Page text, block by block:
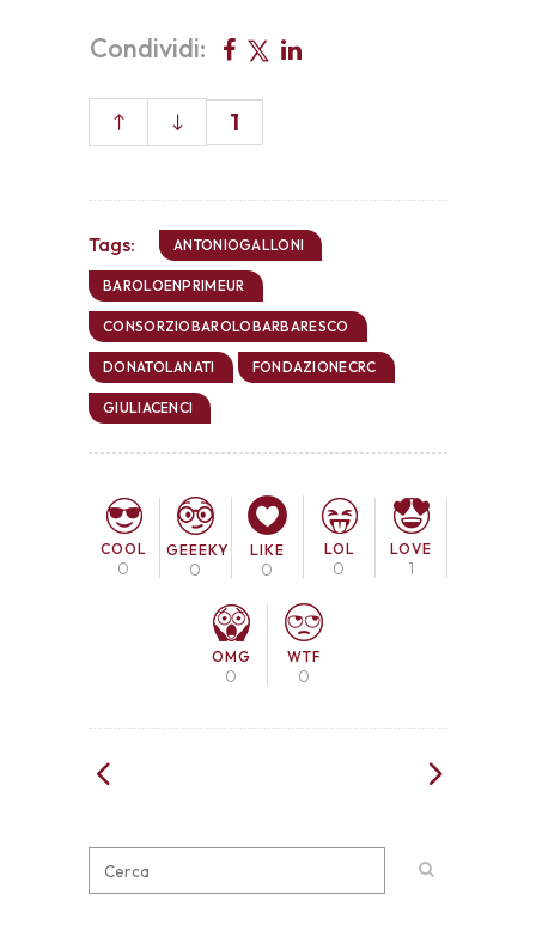
Condividi:
1
Tags: ANTONIOGALLONI
BAROLOENPRIMEUR
CONSORZIOBAROLOBARBARESCO
DONATOLANATI FONDAZIONECRC
GIULIACENCI
COOL
0
GEEEKY
0
LIKE
0
LOL
0
LOVE
1
OMG
0
WTF
0